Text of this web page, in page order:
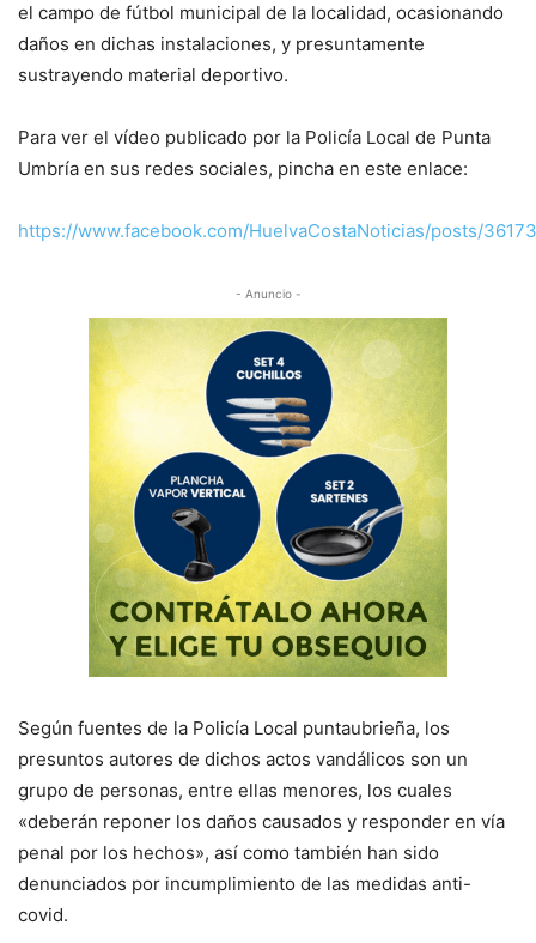
el campo de fútbol municipal de la localidad, ocasionando
daños en dichas instalaciones, y presuntamente
sustrayendo material deportivo.
Para ver el vídeo publicado por la Policía Local de Punta
Umbría en sus redes sociales, pincha en este enlace:
https://www.facebook.com/HuelvaCostaNoticias/posts/
- Anuncio -
Según fuentes de la Policía Local puntaubrieña, los
presuntos autores de dichos actos vandálicos son un
grupo de personas, entre ellas menores, los cuales
«deberán reponer los daños causados y responder en vía
penal por los hechos», así como también han sido
denunciados por incumplimiento de las medidas anti-
covid.